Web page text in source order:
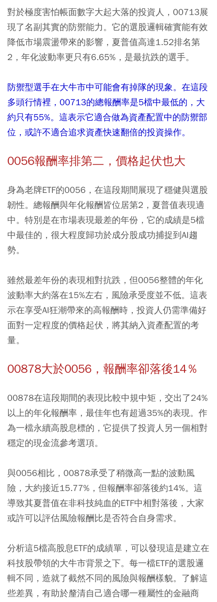
對於極度害怕帳面數字大起大落的投資人， 00713展
現了名副其實的防禦能力。它的選股邏輯確實能有效
降低市場震盪帶來的影響，夏普值高達1.52排名第
2，年化波動率更只有6.65%，是最抗跌的選手。
防禦型選手在大牛市中可能會有掉隊的現象。在這段
多頭行情裡，00713的總報酬率是5檔中最低的，大
約只有55%。這表示它適合做為資產配置中的防禦部
位，或許不適合追求資產快速翻倍的投資操作。
0056報酬率排第二，價格起伏也大
身為老牌ETF的0056 ，在這段期間展現了穩健與選股
韌性。總報酬與年化報酬皆位居第2，夏普值表現適
中。特別是在市場表現最差的年份，它的成績是5檔
中最佳的，很大程度歸功於成分股成功捕捉到AI趨
勢。
雖然最差年份的表現相對抗跌，但0056整體的年化
波動率大約落在15%左右，風險承受度並不低。這表
示在享受AI狂潮帶來的高報酬時，投資人仍需準備好
面對一定程度的價格起伏，將其納入資產配置的考
量。
00878大於0056，報酬率卻落後14％
00878在這段期間的表現比較中規中矩，交出了24%
以上的年化報酬率，最佳年也有超過35%的表現。作
為一檔永續高股息標的，它提供了投資人另一個相對
穩定的現金流參考選項。
與0056相比，00878承受了稍微高一點的波動風
險，大約接近15.77%，但報酬率卻落後約14%。這
導致其夏普值在非科技純血的ETF中相對落後，大家
或許可以評估風險報酬比是否符合自身需求。
分析這5檔高股息ETF的成績單，可以發現這是建立在
科技股帶領的大牛市背景之下。每一檔ETF的選股邏
輯不同，造就了截然不同的風險與報酬樣貌。了解這
些差異，有助於釐清自己適合哪一種屬性的金融商